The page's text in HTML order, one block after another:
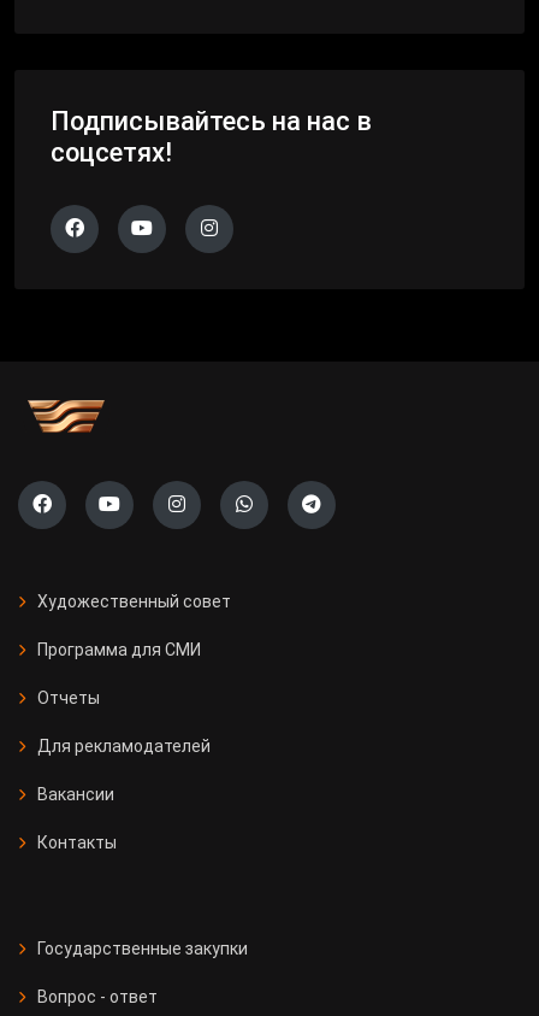
Подписывайтесь на нас в
соцсетях!
Художественный совет
Программа для СМИ
Отчеты
Для рекламодателей
Вакансии
Контакты
Государственные закупки
Вопрос - ответ